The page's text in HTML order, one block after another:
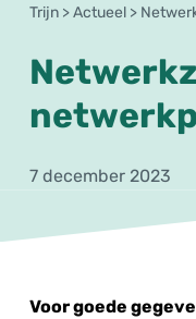
Trijn >Actueel >
7 december 2023
Voor goede